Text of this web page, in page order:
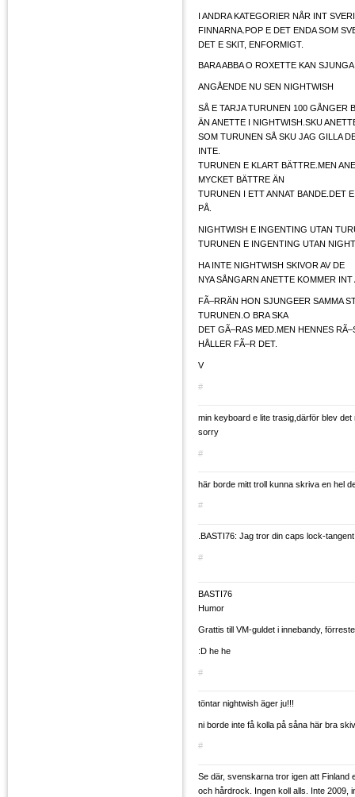
I ANDRA KATEGORIER NÅR INT
FINNARNA.POP E DET ENDA SOM
DET E SKIT, ENFORMIGT.
BARA ABBA O ROXETTE KAN
ANGÅENDE NU SEN NIGHTWISH
SÅ E TARJA TURUNEN 100 GÅNGER
ÄN ANETTE I NIGHTWISH.SKU
SOM TURUNEN SÅ SKU JAG GILLA
INTE.
TURUNEN E KLART BÄTTRE.MEN
MYCKET BÄTTRE ÄN
TURUNEN I ETT ANNAT BANDE.DET
PÅ.
NIGHTWISH E INGENTING UTAN
TURUNEN E INGENTING UTAN
HA INTE NIGHTWISH SKIVOR AV DE
NYA SÅNGARN ANETTE KOMMER INT
FÃ–RRÄN HON SJUNGEER SAMMA
TURUNEN.O BRA SKA
DET GÃ–RAS MED.MEN HENNES
HÅLLER FÃ–R DET.
V
#
min keyboard e lite trasig,därför blev
sorry
#
här borde mitt troll kunna skriva en hel
#
.BASTI76: Jag tror din caps lock-
#
BASTI76
Humor
Grattis till VM-guldet i innebandy,
:D he he
#
töntar nightwish äger ju!!!
ni borde inte få kolla på såna här bra
#
Se där, svenskarna tror igen att Finland
och hårdrock. Ingen koll alls. Inte 2009,